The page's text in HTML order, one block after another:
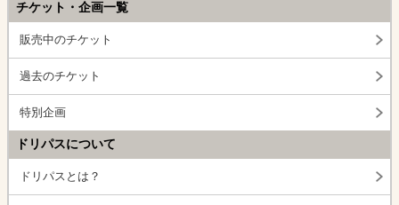
チケット・企画一覧
販売中のチケット
過去のチケット
特別企画
ドリパスについて
ドリパスとは？